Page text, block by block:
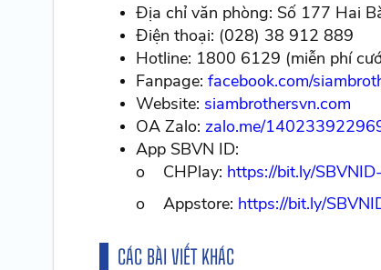
Địa chỉ văn phòng: Số 177 Hai
Điện thoại: (028) 38 912 889
Hotline: 1800 6129 (miễn phí
Fanpage: facebook.com/
Website: siambrothersvn.com
OA Zalo: zalo.me/
App SBVN ID:
o CHPlay: https://bit.ly/
o Appstore: https://bit.ly/
CÁC BÀI VIẾT KHÁC